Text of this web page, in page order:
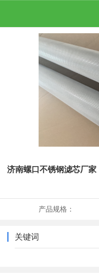
济南螺口不锈钢滤芯厂家
产品规格：
关键词